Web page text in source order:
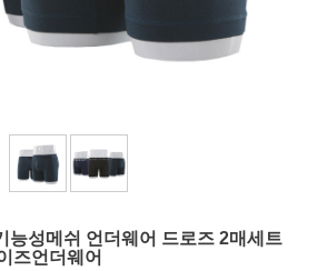
능성메쉬 언더웨어 드로즈 2매세트
즈언더웨어